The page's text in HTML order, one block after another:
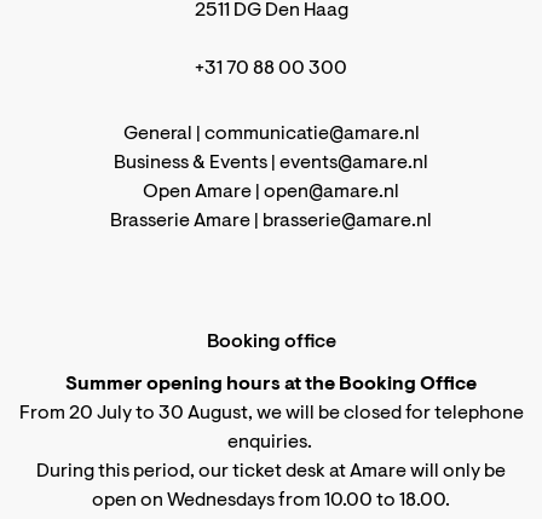
2511 DG Den Haag
+31 70 88 00 300
General | communicatie@amare.nl
Business & Events | events@amare.nl
Open Amare | open@amare.nl
Brasserie Amare | brasserie@amare.nl
Booking office
Summer opening hours at the Booking Office
From 20 July to 30 August, we will be closed for telephone
enquiries.
During this period, our ticket desk at Amare will only be
open on Wednesdays from 10.00 to 18.00.